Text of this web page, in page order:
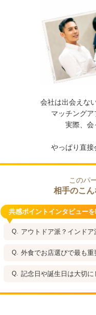
会社は出会えな
マッチングア
実際、
やっぱり直接
このパ
相手のこん
共感ポイントインタビューを
アウトドア派？インドア
外食でお店選びで最も重
記念日や誕生日は大切に